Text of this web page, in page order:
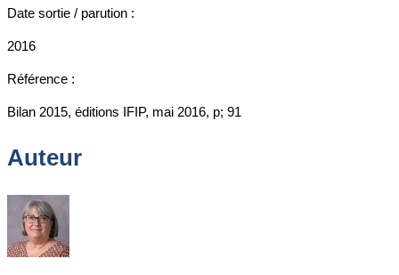
Date sortie / parution :
2016
Référence :
Bilan 2015, éditions IFIP, mai 2016, p; 91
Auteur